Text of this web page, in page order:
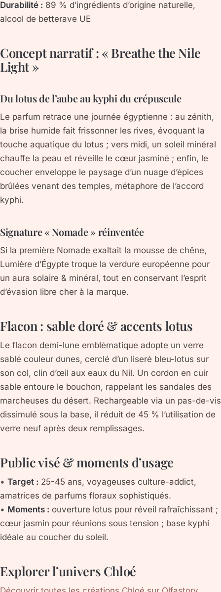
Durabilité : 89 % d’ingrédients d’origine naturelle,
alcool de betterave UE
Concept narratif : « Breathe the Nile
Light »
Du lotus de l’aube au kyphi du crépuscule
Le parfum retrace une journée égyptienne : au zénith,
la brise humide fait frissonner les rives, évoquant la
touche aquatique du lotus ; vers midi, un soleil minéral
chauffe la peau et réveille le cœur jasminé ; enfin, le
coucher enveloppe le paysage d’un nuage d’épices
brûlées venant des temples, métaphore de l’accord
kyphi.
Signature « Nomade » réinventée
Si la première Nomade exaltait la mousse de chêne,
Lumière d’Égypte troque la verdure européenne pour
un aura solaire & minéral, tout en conservant l’esprit
d’évasion libre cher à la marque.
Flacon : sable doré & accents lotus
Le flacon demi-lune emblématique adopte un verre
sablé couleur dunes, cerclé d’un liseré bleu-lotus sur
son col, clin d’œil aux eaux du Nil. Un cordon en cuir
sable entoure le bouchon, rappelant les sandales des
marcheuses du désert. Rechargeable via un pas-de-vis
dissimulé sous la base, il réduit de 45 % l’utilisation de
verre neuf après deux remplissages.
Public visé & moments d’usage
• Target : 25-45 ans, voyageuses culture-addict,
amatrices de parfums floraux sophistiqués.
• Moments : ouverture lotus pour réveil rafraîchissant ;
cœur jasmin pour réunions sous tension ; base kyphi
idéale au coucher du soleil.
Explorer l’univers Chloé